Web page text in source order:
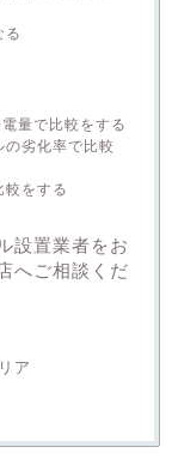
量で比較をする
劣化率で比較
をする
設置業者をお
へご相談くだ
ア